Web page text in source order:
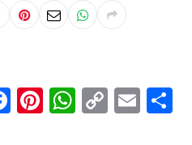
Facebook
Pinterest
Copy
Link